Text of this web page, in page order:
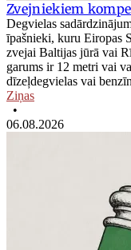
Zvejniekiem
Degvielas
īpašnieki, kuru Eiropas
zvejai Baltijas jūrā vai
garums ir 12 metri vai
dīzeļdegvielas vai
Ziņas
•
06.08.2026